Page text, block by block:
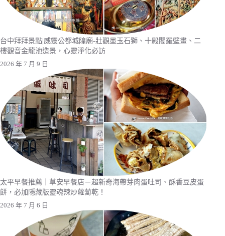
台中拜拜景點|威靈公都城隍廟-壯觀墨玉石獅、十殿閻羅壁畫、二
樓觀音金龍池造景，心靈淨化必訪
2026 年 7 月 9 日
太平早餐推薦｜草安早餐店－超新奇海帶芽肉蛋吐司、酥香豆皮蛋
餅，必加隱藏版靈魂辣炒蘿蔔乾！
2026 年 7 月 6 日